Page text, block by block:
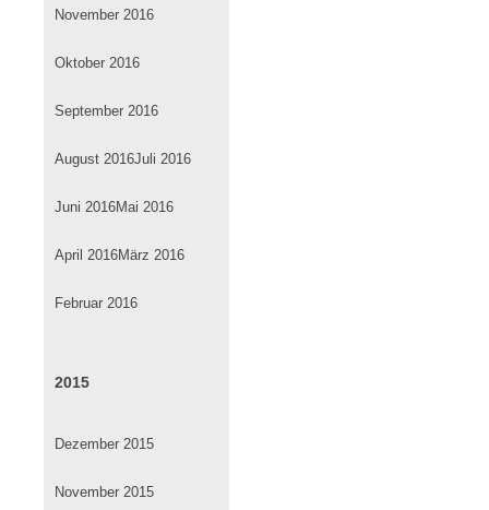
November 2016
Oktober 2016
September 2016
August 2016Juli 2016
Juni 2016Mai 2016
April 2016März 2016
Februar 2016
2015
Dezember 2015
November 2015